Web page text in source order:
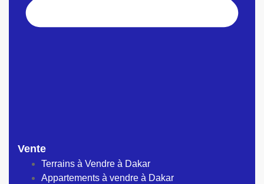
Vente
Terrains à Vendre à Dakar
Appartements à vendre à Dakar